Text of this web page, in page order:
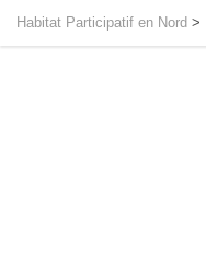
Habitat Participatif en Nord >